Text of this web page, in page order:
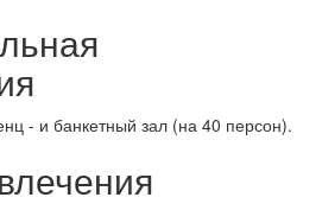
- и банкетный зал (на 40 персон).